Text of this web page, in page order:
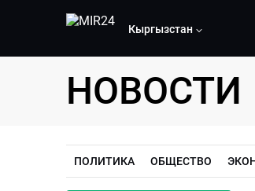
Кыргызстан
НОВОСТИ
ПОЛИТИКА ОБЩЕСТВО